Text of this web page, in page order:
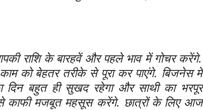
राशि के बारहवें और पहले भाव में गोचर करेंगे.
काम को बेहतर तरीके से पूरा कर पाएंगे. बिजनेस में
बहुत ही सुखद रहेगा और साथी का भरपूर
से काफी मजबूत महसूस करेंगे. छात्रों के लिए आज